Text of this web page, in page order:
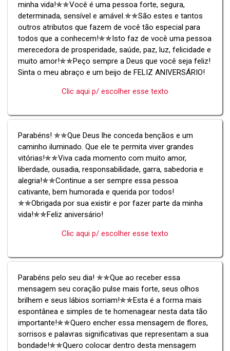
minha vida!✯✯Você é uma pessoa forte, segura,
determinada, sensível e amável.✯✯São estes e tantos
outros atributos que fazem de você tão especial para
todos que a conhecem!✯✯Isto faz de você uma pessoa
merecedora de prosperidade, saúde, paz, luz, felicidade e
muito amor!✯✯Peço sempre a Deus que você seja feliz!
Sinta o meu abraço e um beijo de FELIZ ANIVERSÁRIO!
Clic aqui p/ escolher esse texto
Parabéns! ✯✯Que Deus lhe conceda bençãos e um
caminho iluminado. Que ele te permita viver grandes
vitórias!✯✯Viva cada momento com muito amor,
liberdade, ousadia, responsabilidade, garra, sabedoria e
alegria!✯✯Continue a ser sempre essa pessoa
cativante, bem humorada e querida por todos!
✯✯Obrigada por sua existir e por fazer parte da minha
vida!✯✯Feliz aniversário!
Clic aqui p/ escolher esse texto
Parabéns pelo seu dia! ✯✯Que ao receber essa
mensagem seu coração pulse mais forte, seus olhos
brilhem e seus lábios sorriam!✯✯Esta é a forma mais
espontânea e simples de te homenagear nesta data tão
importante!✯✯Quero encher essa mensagem de flores,
sorrisos e palavras significativas que representam a sua
bondade!✯✯Quero colocar dentro desta mensagem